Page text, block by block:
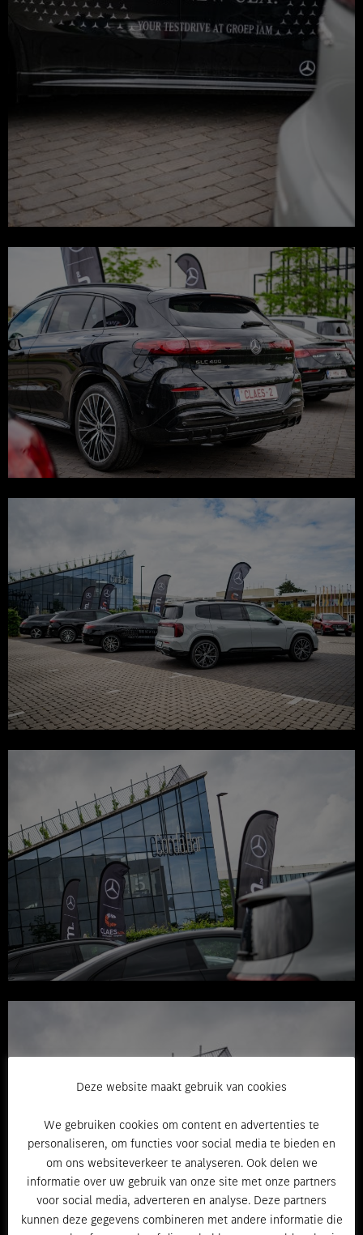
Deze website maakt gebruik van cookies
We gebruiken cookies om content en advertenties te
personaliseren, om functies voor social media te bieden en
om ons websiteverkeer te analyseren. Ook delen we
informatie over uw gebruik van onze site met onze partners
voor social media, adverteren en analyse. Deze partners
kunnen deze gegevens combineren met andere informatie die